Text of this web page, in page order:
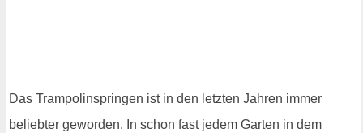
Das Trampolinspringen ist in den letzten Jahren immer
beliebter geworden. In schon fast jedem Garten in dem